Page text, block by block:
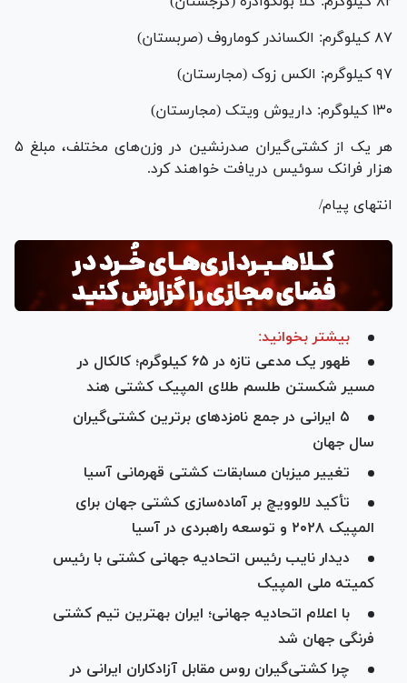
۸۷ کیلوگرم: الکساندر کوماروف (صربستان)
۹۷ کیلوگرم: الکس زوک (مجارستان)
۱۳۰ کیلوگرم: داریوش ویتک (مجارستان)
هر یک از کشتی‌گیران صدرنشین در وزن‌های مختلف، مبلغ ۵
هزار فرانک سوئیس دریافت خواهند کرد.
انتهای پیام/
بیشتر بخوانید:
ظهور یک مدعی تازه در ۶۵ کیلوگرم؛ کالکال در
مسیر شکستن طلسم طلای المپیک کشتی هند
۵ ایرانی در جمع نامزد‌های برترین کشتی‌گیران
سال جهان
تغییر میزبان مسابقات کشتی قهرمانی آسیا
تأکید لالوویچ بر آماده‌سازی کشتی جهان برای
المپیک ۲۰۲۸ و توسعه راهبردی در آسیا
دیدار نایب رئیس اتحادیه جهانی کشتی با رئیس
کمیته ملی المپیک
با اعلام اتحادیه جهانی؛ ایران بهترین تیم کشتی
فرنگی جهان شد
چرا کشتی‌گیران روس مقابل آزادکاران ایرانی در